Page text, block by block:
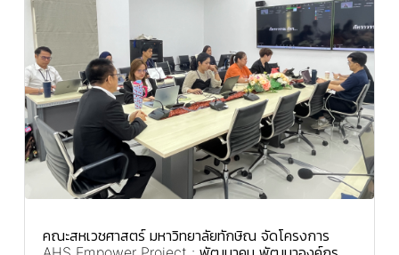
คณะสหเวชศาสตร์ มหาวิทยาลัยทักษิณ จัดโครงการ